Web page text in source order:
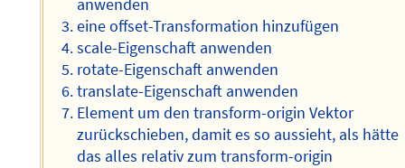
anwenden
eine offset-Transformation hinzufügen
scale-Eigenschaft anwenden
rotate-Eigenschaft anwenden
translate-Eigenschaft anwenden
Element um den transform-origin Vektor
zurückschieben, damit es so aussieht, als hätte
das alles relativ zum transform-origin